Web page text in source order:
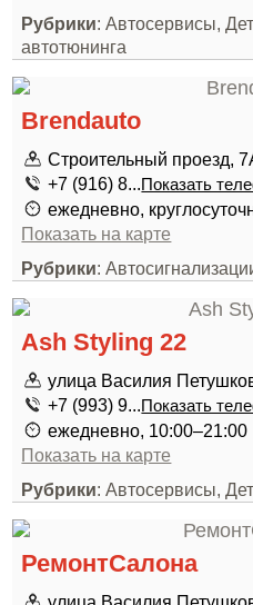
Рубрики: Автосервисы,
автотюнинга
Brendauto
Строительный проезд,
+7 (916) 8...Показать
ежедневно,
Показать на карте
Рубрики:
Ash Styling 22
улица Василия
+7 (993) 9...Показать
ежедневно, 10:00–21:00
Показать на карте
Рубрики: Автосервисы,
РемонтСалона